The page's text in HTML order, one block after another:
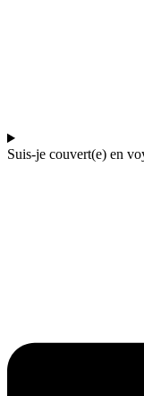
Suis-je couvert(e) en